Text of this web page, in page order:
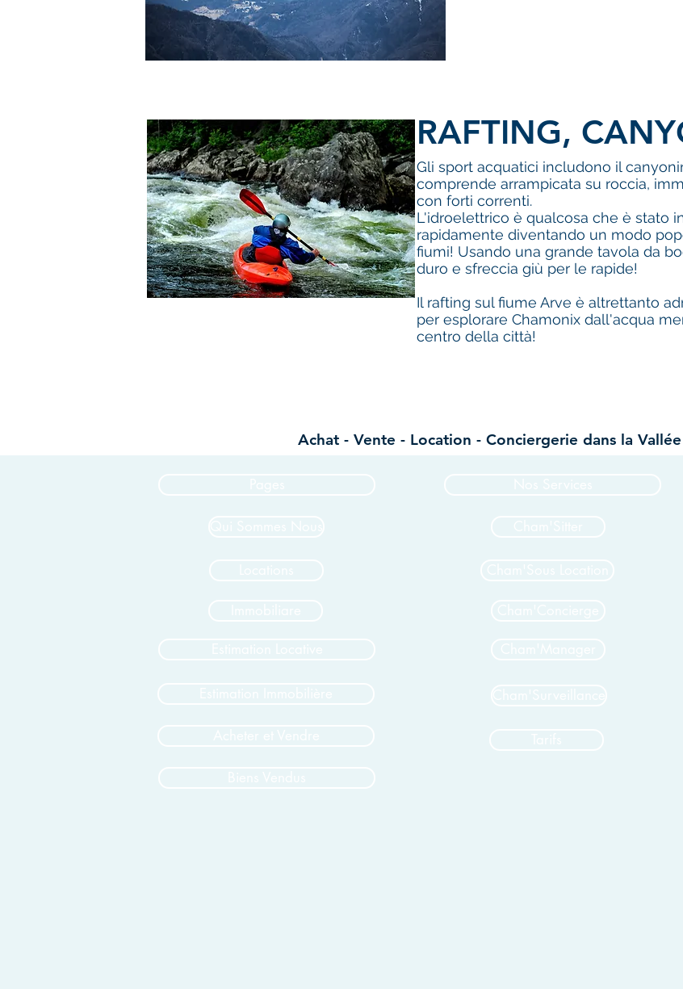
RAFTING,
Gli sport acquatici includono il
comprende arrampicata su roccia,
con forti correnti.
L'idroelettrico è qualcosa che è stato
rapidamente diventando un modo
fiumi! Usando una grande tavola da
duro e sfreccia giù per le rapide!
Il rafting sul fiume Arve è altrettanto
per esplorare Chamonix dall'acqua
centro della città!
Achat - Vente - Location - Conciergerie dans la